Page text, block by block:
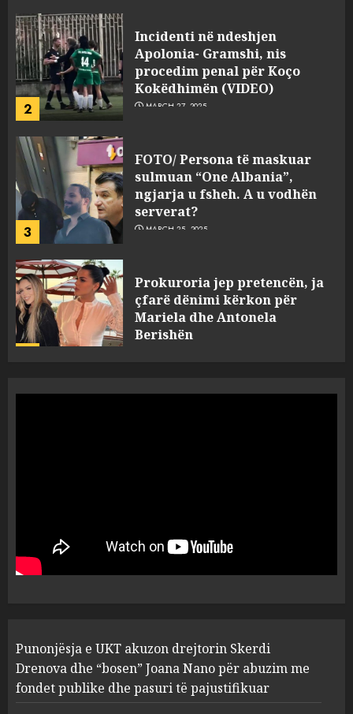
2
Apolonia- Gramshi, nis
procedim penal për Koço
Kokëdhimën (VIDEO)
MARCH 27, 2025
sulmuan “One Albania”,
ngjarja u fsheh. A u vodhën
serverat?
MARCH 25, 2025
4
çfarë dënimi kërkon për
Mariela dhe Antonela
Berishën
MARCH 25, 2025
1
“bosen” Joana Nano për
abuzim me fondet publike dhe
pasuri të pajustifikuar
2
Apolonia- Gramshi, nis
procedim penal për Koço
Kokëdhimën (VIDEO)
MARCH 27, 2025
Punonjësja e UKT akuzon drejtorin Skerdi
Drenova dhe “bosen” Joana Nano për abuzim me
fondet publike dhe pasuri të pajustifikuar